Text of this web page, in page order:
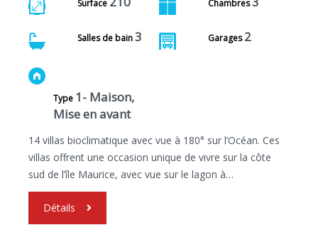
Surface Chambres
Salles de bain3 Garages 2
Type 1- Maison,
Mise en avant
14 villas bioclimatique avec vue à 180° sur l’Océan. Ces
villas offrent une occasion unique de vivre sur la côte
sud de l’île Maurice, avec vue sur le lagon à…
Détails